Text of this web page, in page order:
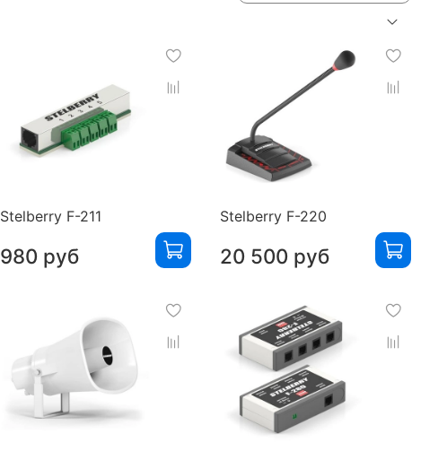
Stelberry F-211
980 руб
Stelberry F-220
20 500 руб